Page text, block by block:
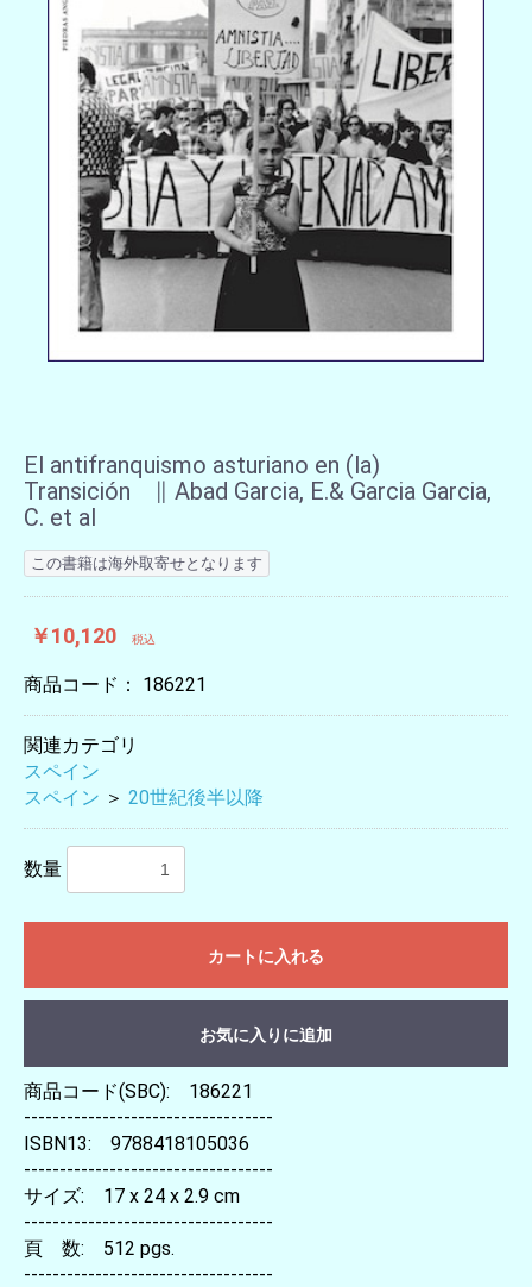
El antifranquismo asturiano en (la)
Transición ∥ Abad Garcia, E.& Garcia Garcia,
C. et al
この書籍は海外取寄せとなります
￥10,120 税込
商品コード： 186221
関連カテゴリ
スペイン
スペイン ＞ 20世紀後半以降
数量
カートに入れる
お気に入りに追加
商品コード(SBC): 186221
-----------------------------------
ISBN13: 9788418105036
-----------------------------------
サイズ: 17 x 24 x 2.9 cm
-----------------------------------
頁 数: 512 pgs.
-----------------------------------